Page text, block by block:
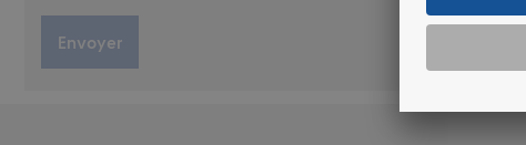
Envoyer